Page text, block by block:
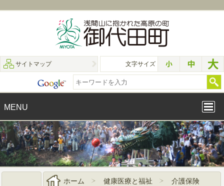
サイトマップ 文字サイズ
MENU
ホーム 健康医療と福祉
介護保険